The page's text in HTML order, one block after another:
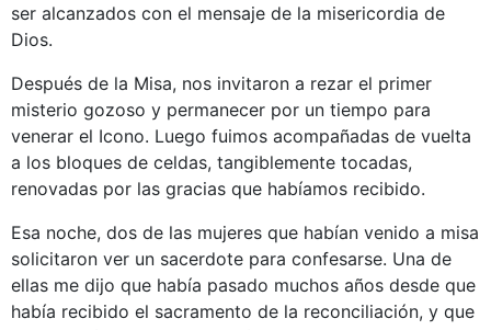
ser alcanzados con el mensaje de la misericordia de
Dios.
Después de la Misa, nos invitaron a rezar el primer
misterio gozoso y permanecer por un tiempo para
venerar el Icono. Luego fuimos acompañadas de vuelta
a los bloques de celdas, tangiblemente tocadas,
renovadas por las gracias que habíamos recibido.
Esa noche, dos de las mujeres que habían venido a misa
solicitaron ver un sacerdote para confesarse. Una de
ellas me dijo que había pasado muchos años desde que
había recibido el sacramento de la reconciliación, y que